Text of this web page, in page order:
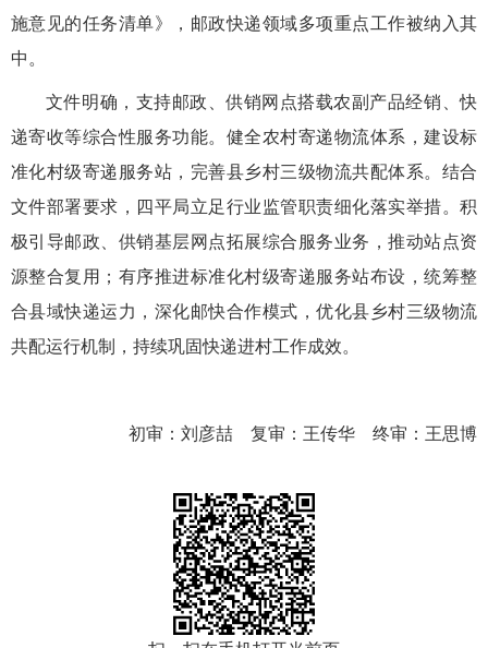
施意见的任务清单》，邮政快递领域多项重点工作被纳入其
中。
文件明确，支持邮政、供销网点搭载农副产品经销、快
递寄收等综合性服务功能。健全农村寄递物流体系，建设标
准化村级寄递服务站，完善县乡村三级物流共配体系。结合
文件部署要求， 四平局立足行业监管职责细化落实举措。积
极引导邮政、供销基层网点拓展综合服务业务，推动站点资
源整合复用；有序推进标准化村级寄递服务站布设，统筹整
合县域快递运力，深化邮快合作模式，优化县乡村三级物流
共配运行机制，持续巩固快递进村工作成效。
初审：刘彦喆 复审：王传华 终审：王思博